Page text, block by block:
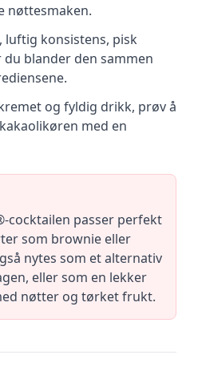
nøttesmaken.
luftig konsistens, pisk
blander den sammen
og fyldig drikk, prøv å
med en
cocktailen passer perfekt
som brownie eller
nytes som et alternativ
eller som en lekker
nøtter og tørket frukt.